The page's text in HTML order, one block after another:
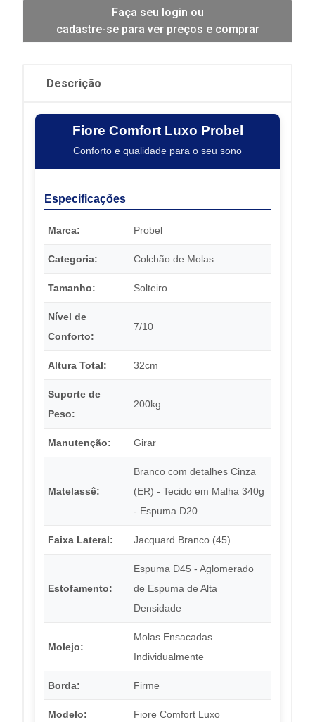
Faça seu login ou
cadastre-se para ver preços e comprar
Descrição
Fiore Comfort Luxo Probel
Conforto e qualidade para o seu sono
Especificações
Marca: Probel
Categoria: Colchão de Molas
Tamanho: Solteiro
Nível de
Conforto:
7/10
Altura Total: 32cm
Suporte de
Peso:
200kg
Manutenção: Girar
Matelassê:
Branco com detalhes Cinza
(ER) - Tecido em Malha 340g
- Espuma D20
Faixa Lateral: Jacquard Branco (45)
Estofamento:
Espuma D45 - Aglomerado
de Espuma de Alta
Densidade
Molejo:
Molas Ensacadas
Individualmente
Borda: Firme
Modelo: Fiore Comfort Luxo